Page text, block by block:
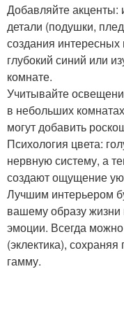
Добавляйте акценты:
детали (подушки,
создания
глубокий синий или
комнате.
Учитывайте
в небольших
могут добавить
Психология цвета:
нервную систему, а
создают ощущение
Лучшим интерьером
вашему образу
эмоции. Всегда
(эклектика),
гамму.